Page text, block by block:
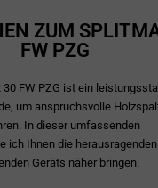
ZUM
FW PZG
30 FW PZG ist ein
um anspruchsvolle
In dieser umfassenden
ich Ihnen die
Geräts näher bringen.